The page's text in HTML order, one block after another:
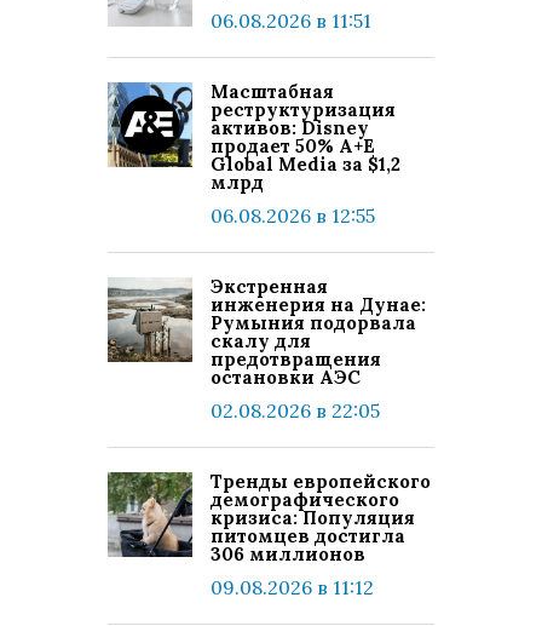
06.08.2026 в 11:51
Масштабная
реструктуризация
активов: Disney
продает 50% A+E
Global Media за $1,2
млрд
06.08.2026 в 12:55
Экстренная
инженерия на Дунае:
Румыния подорвала
скалу для
предотвращения
остановки АЭС
02.08.2026 в 22:05
Тренды европейского
демографического
кризиса: Популяция
питомцев достигла
306 миллионов
09.08.2026 в 11:12